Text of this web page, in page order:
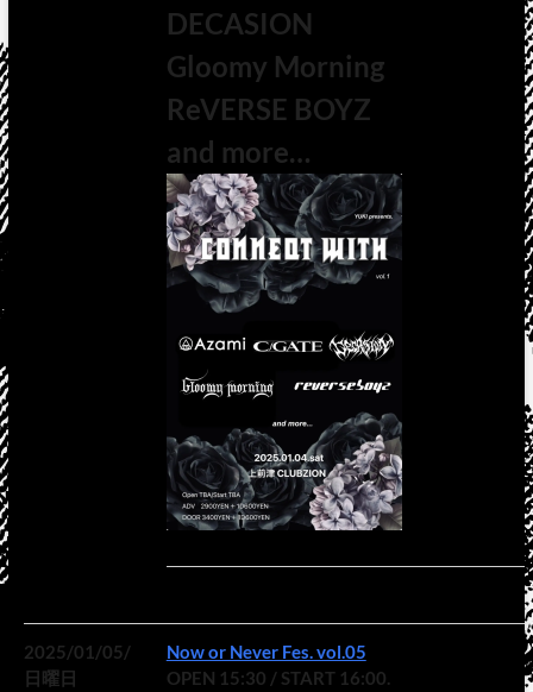
DECASION
Gloomy Morning
ReVERSE BOYZ
and more…
2025/01/05/
日曜日
Now or Never Fes. vol.05
OPEN 15:30 / START 16:00.